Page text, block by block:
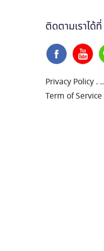
ติดตามเราได้ที่
Privacy Policy . ..
Term of Service